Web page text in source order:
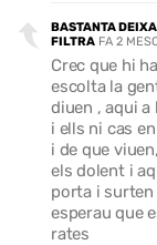
BASTANTA
FILTRA FA 2
Crec que hi
escolta la
diuen , aqui a
i ells ni cas
i de que
els dolent i
porta i surten
esperau que
rates